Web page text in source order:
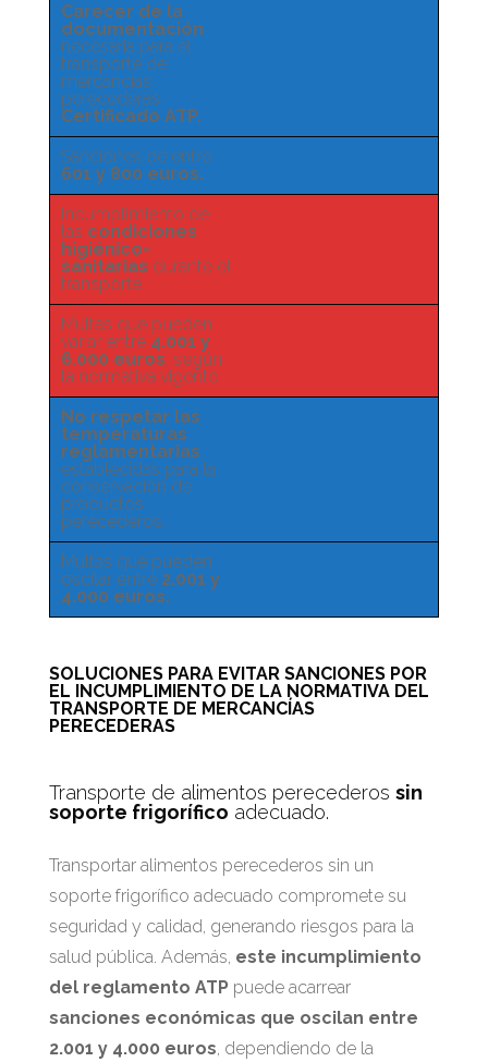
Carecer de la
documentación
necesaria para el
transporte de
mercancías
perecederas.
Certificado ATP.
Sanciones de entre
601 y 800 euros.
Incumplimiento de
las condiciones
higiénico-
sanitarias durante el
transporte.
Multas que pueden
variar entre 4.001 y
6.000 euros, según
la normativa vigente.
No respetar las
temperaturas
reglamentarias
establecidas para la
conservación de
productos
perecederos.
Multas que pueden
oscilar entre 2.001 y
4.000 euros.
SOLUCIONES PARA EVITAR SANCIONES POR
EL INCUMPLIMIENTO DE LA NORMATIVA DEL
TRANSPORTE DE MERCANCÍAS
PERECEDERAS
Transporte de alimentos perecederos sin
soporte frigorífico adecuado.
Transportar alimentos perecederos sin un
soporte frigorífico adecuado compromete su
seguridad y calidad, generando riesgos para la
salud pública. Además, este incumplimiento
del reglamento ATP puede acarrear
sanciones económicas que oscilan entre
2.001 y 4.000 euros, dependiendo de la